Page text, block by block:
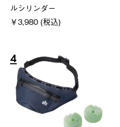
ルシリンダー
￥3,980 (税込)
4